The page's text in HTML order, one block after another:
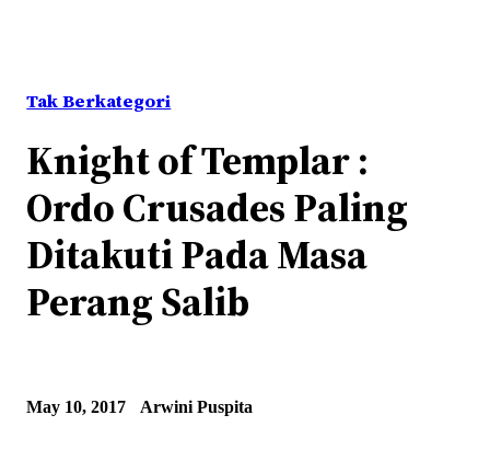
Tak Berkategori
Knight of Templar :
Ordo Crusades Paling
Ditakuti Pada Masa
Perang Salib
May 10, 2017 Arwini Puspita